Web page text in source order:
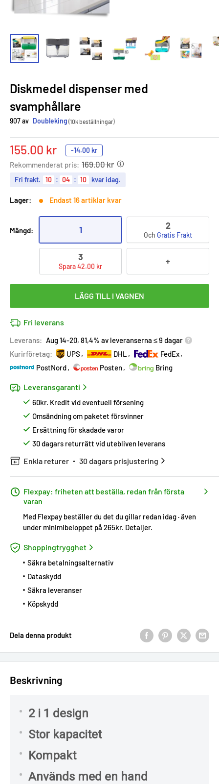
Diskmedel dispenser med
svamphållare
907 av Doubleking (10k beställningar)
Sale
price
155.00 kr -14.00 kr
Rekommenderat pris: 169.00 kr
Fri frakt. 10 : 04 : 09 kvar idag.
Lager: Endast 16 artiklar kvar
Mängd: 1 2
Och Gratis Frakt
3
Spara 42.00 kr +
LÄGG TILL I VAGNEN
Fri leverans
Leverans: Aug 14-20, 81,4% av leveranserna ≤ 9 dagar
Kurirföretag:
UPS DHL
FedEx
PostNord
Posten Bring
Leveransgaranti
60kr. Kredit vid eventuell försening
Omsändning om paketet försvinner
Ersättning för skadade varor
30 dagars returrätt vid utebliven leverans
Enkla returer 30 dagars prisjustering
Flexpay: friheten att beställa, redan från första
varan
Med Flexpay beställer du det du gillar redan idag · även
under minimibeloppet på 265kr. Detaljer.
Shoppingtrygghet
Säkra betalningsalternativ
Dataskydd
Säkra leveranser
Köpskydd
Dela denna produkt
Beskrivning
2 i 1 design
Stor kapacitet
Kompakt
Används med en hand